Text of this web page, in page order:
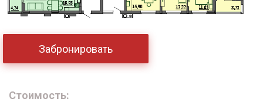
Забронировать
Стоимость: